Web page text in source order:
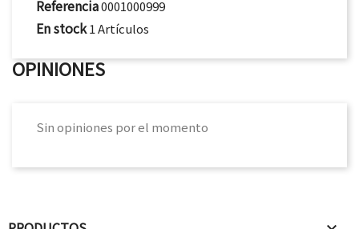
Referencia0001000999
En stock1 Artículos
OPINIONES
Sin opiniones por el momento